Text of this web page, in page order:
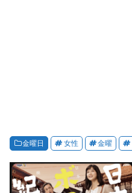
金曜日 女性 金曜